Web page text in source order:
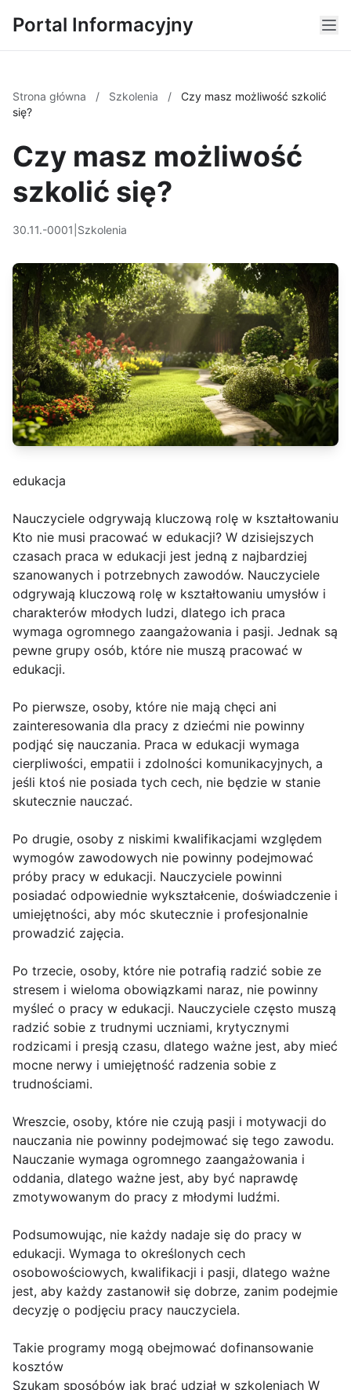
Portal Informacyjny
Strona główna / Szkolenia /
Czy masz możliwość szkolić
się?
Czy masz możliwość
szkolić się?
30.11.-0001 Szkolenia
edukacja
Nauczyciele odgrywają kluczową rolę w kształtowaniu
Kto nie musi pracować w edukacji? W dzisiejszych
czasach praca w edukacji jest jedną z najbardziej
szanowanych i potrzebnych zawodów. Nauczyciele
odgrywają kluczową rolę w kształtowaniu umysłów i
charakterów młodych ludzi, dlatego ich praca
wymaga ogromnego zaangażowania i pasji. Jednak są
pewne grupy osób, które nie muszą pracować w
edukacji.
Po pierwsze, osoby, które nie mają chęci ani
zainteresowania dla pracy z dziećmi nie powinny
podjąć się nauczania. Praca w edukacji wymaga
cierpliwości, empatii i zdolności komunikacyjnych, a
jeśli ktoś nie posiada tych cech, nie będzie w stanie
skutecznie nauczać.
Po drugie, osoby z niskimi kwalifikacjami względem
wymogów zawodowych nie powinny podejmować
próby pracy w edukacji. Nauczyciele powinni
posiadać odpowiednie wykształcenie, doświadczenie i
umiejętności, aby móc skutecznie i profesjonalnie
prowadzić zajęcia.
Po trzecie, osoby, które nie potrafią radzić sobie ze
stresem i wieloma obowiązkami naraz, nie powinny
myśleć o pracy w edukacji. Nauczyciele często muszą
radzić sobie z trudnymi uczniami, krytycznymi
rodzicami i presją czasu, dlatego ważne jest, aby mieć
mocne nerwy i umiejętność radzenia sobie z
trudnościami.
Wreszcie, osoby, które nie czują pasji i motywacji do
nauczania nie powinny podejmować się tego zawodu.
Nauczanie wymaga ogromnego zaangażowania i
oddania, dlatego ważne jest, aby być naprawdę
zmotywowanym do pracy z młodymi ludźmi.
Podsumowując, nie każdy nadaje się do pracy w
edukacji. Wymaga to określonych cech
osobowościowych, kwalifikacji i pasji, dlatego ważne
jest, aby każdy zastanowił się dobrze, zanim podejmie
decyzję o podjęciu pracy nauczyciela.
Takie programy mogą obejmować dofinansowanie
kosztów
Szukam sposóbów jak brać udział w szkoleniach W